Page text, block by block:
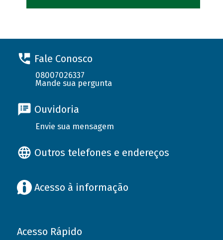
Fale Conosco
08007026337
Mande sua pergunta
Ouvidoria
Envie sua mensagem
Outros telefones e endereços
Acesso à informação
Acesso Rápido